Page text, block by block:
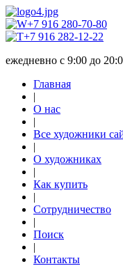
+7 916 280-70-80
+7 916 282-12-22
ежедневно с 9:00 до
Главная
|
О нас
|
Все художники
|
О художниках
|
Как купить
|
Сотрудничество
|
Поиск
|
Контакты